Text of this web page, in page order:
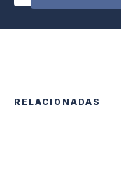
RELACIONADAS